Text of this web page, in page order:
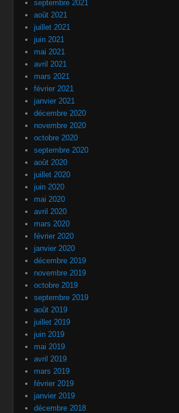
septembre 2021
août 2021
juillet 2021
juin 2021
mai 2021
avril 2021
mars 2021
février 2021
janvier 2021
décembre 2020
novembre 2020
octobre 2020
septembre 2020
août 2020
juillet 2020
juin 2020
mai 2020
avril 2020
mars 2020
février 2020
janvier 2020
décembre 2019
novembre 2019
octobre 2019
septembre 2019
août 2019
juillet 2019
juin 2019
mai 2019
avril 2019
mars 2019
février 2019
janvier 2019
décembre 2018